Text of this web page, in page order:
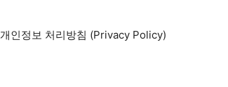
개인정보 처리방침 (Privacy Policy)